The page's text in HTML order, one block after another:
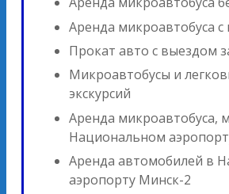
Аренда микроавтобуса
Прокат авто с выездом
Микроавтобусы и
экскурсий
Аренда микроавтобуса,
Национальном
Аренда автомобилей в
аэропорту Минск-2